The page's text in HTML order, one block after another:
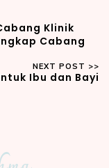
Klinik
Cabang
Ibu dan Bayi